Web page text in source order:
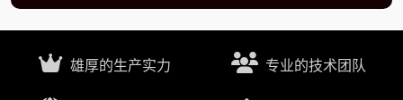
雄厚的生产实力 专业的技术团队